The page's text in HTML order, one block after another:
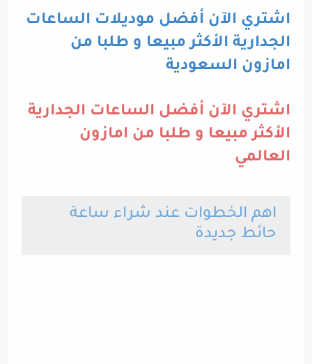
اشتري الآن أفضل موديلات الساعات
الجدارية الأكثر مبيعا و طلبا من
امازون السعودية
اشتري الآن أفضل الساعات الجدارية
الأكثر مبيعا و طلبا من امازون
العالمي
اهم الخطوات عند شراء ساعة
حائط جديدة